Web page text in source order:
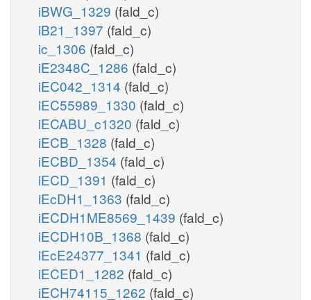
iBWG_1329 (fald_c)
iB21_1397 (fald_c)
ic_1306 (fald_c)
iE2348C_1286 (fald_c)
iEC042_1314 (fald_c)
iEC55989_1330 (fald_c)
iECABU_c1320 (fald_c)
iECB_1328 (fald_c)
iECBD_1354 (fald_c)
iECD_1391 (fald_c)
iEcDH1_1363 (fald_c)
iECDH1ME8569_1439 (fald_c)
iECDH10B_1368 (fald_c)
iEcE24377_1341 (fald_c)
iECED1_1282 (fald_c)
iECH74115_1262 (fald_c)